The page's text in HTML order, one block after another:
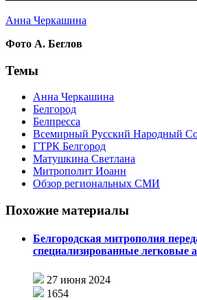
Анна Черкашина
Фото А. Беглов
Темы
Анна Черкашина
Белгород
Белпресса
Всемирный Русский Народный
ГТРК Белгород
Матушкина Светлана
Митрополит Иоанн
Обзор региональных СМИ
Похожие материалы
Белгородская митрополия
специализированные легковые
27 июня 2024
1654